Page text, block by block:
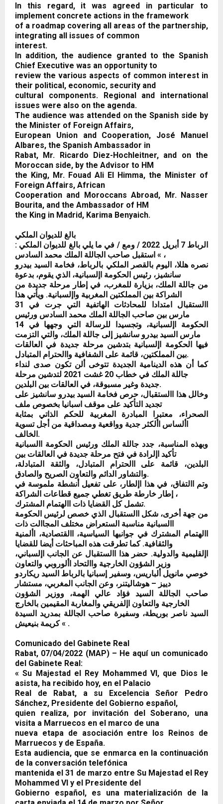
In this regard, it was agreed in particular to
implement concrete actions in the framework
of a roadmap covering all areas of the partnership,
integrating all issues of common
interest.
In addition, the audience granted to the Spanish
Chief Executive was an opportunity to
review the various aspects of common interest in
their political, economic, security and
cultural components. Regional and international
issues were also on the agenda.
The audience was attended on the Spanish side by
the Minister of Foreign Affairs,
European Union and Cooperation, José Manuel
Albares, the Spanish Ambassador in
Rabat, Mr. Ricardo Diez-Hochleitner, and on the
Moroccan side, by the Advisor to HM
the King, Mr. Fouad Ali El Himma, the Minister of
Foreign Affairs, African
Cooperation and Moroccans Abroad, Mr. Nasser
Bourita, and the Ambassador of HM
the King in Madrid, Karima Benyaich.
بالغ للديوان الملكي
الرباط 7 أبريل 2022 / ومع / في ما يلي بالغ للديوان الملكي :
» استقبل صاحب الجاللة الملك محمد السادس،
نصره هللا، اليوم بالقصر الملكي بالرباط، فخامة السيد بيدرو
سانشيز، رئيس الحكومة اإلسبانية، الذي يقوم، بدعوة
من جاللة الملك، بزيارة للمغرب، في إطار مرحلة جديدة من
الشراكة بين المملكتين المغربية واإلسبانية. ويأتي هذا
االستقبال امتدادا للمحادثات الهاتفية التي جرت في 31
مارس بين صاحب الجاللة الملك محمد السادس ورئيس
الحكومة اإلسبانية، وتجسيدا للرسالة التي وجهها في 14
مارس السيد بيدرو سانشيز إلى جاللة الملك، والتي التزمت
فيها الحكومة اإلسبانية بتدشين مرحلة جديدة في العالقات
بين المملكتين، قائمة على الشفافية واالحترام المتبادل.
كما أن هذه الدينامية الجديدة تتوخى ألن تكون صدى لنداء
جاللة الملك في خطاب 20 غشت 2021 لتدشين مرحلة
جديدة وغير مسبوقة، في العالقات بين البلدين.
وخالل هذا االستقبال، حرص فخامة السيد بيدرو سانشيز على
تجديد التأكيد على موقف اسبانيا بخصوص ملف
الصحراء، معتبرا المبادرة المغربية للحكم الذاتي بمثابة
األساس األكثر جدية وواقعية ومصداقية من أجل تسوية
الخالف.
وبهذه المناسبة، جدد جاللة الملك ورئيس الحكومة االسبانية
تأكيد اإلرادة في فتح مرحلة جديدة في العالقات بين
البلدين، قائمة على االحترام المتبادل، والثقة المتبادلة،
والتشاور الدائم والتعاون الصريح والصادق.
وتم االتفاق، في هذا اإلطار، على تفعيل أنشطة ملموسة في
إطار خارطة طريق تغطي جميع قطاعات الشراكة ،
تشمل كل القضايا ذات االهتمام المشترك.
من جهة أخرى، شكل االستقبال الذي خصص لرئيس الحكومة
االسبانية مناسبة الستعراض مختلف المجاالت ذات
االهتمام المشترك في جوانبها السياسية، االقتصادية، األمنية
والثقافية. كما تطرقت هذه المباحثات أيضا للقضايا
اإلقليمية والدولية. حضر هذا االستقبال عن الجانب اإلسباني،
وزير الشؤون الخارجية واالتحاد األوروبي والتعاون
خوصي مانويل ألباريس، وسفير إسبانيا بالرباط السيد ريكاردو
دييز – هوشاليتنر، وعن الجانب المغربي، مستشار
صاحب الجاللة السيد فؤاد عالي الهمة، ووزير الشؤون
الخارجية والتعاون اإلفريقي والمغاربة المقيمين بالخارج
السيد ناصر بوريطة، وسفيرة صاحب الجاللة بمدريد السيدة
كريمة بنيعيش « .
Comunicado del Gabinete Real
Rabat, 07/04/2022 (MAP) – He aquí un comunicado
del Gabinete Real:
« Su Majestad el Rey Mohammed VI, que Dios le
asista, ha recibido hoy, en el Palacio
Real de Rabat, a su Excelencia Señor Pedro
Sánchez, Presidente del Gobierno español,
quien realiza, por invitación del Soberano, una
visita a Marruecos en el marco de una
nueva etapa de asociación entre los Reinos de
Marruecos y de España.
Esta audiencia, que se enmarca en la continuación
de la conversación telefónica
mantenida el 31 de marzo entre Su Majestad el Rey
Mohammed VI y el Presidente del
Gobierno español, es una materialización de la